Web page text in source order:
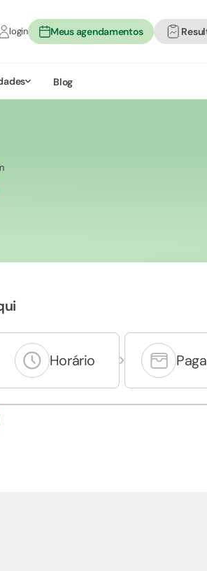
login Meus agendamentos
Blog
Horário